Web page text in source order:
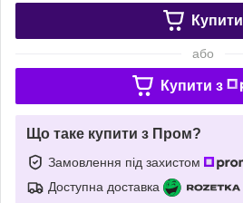
Купити
або
Купити з
Що таке купити з Пром?
Замовлення під захистом
Доступна доставка